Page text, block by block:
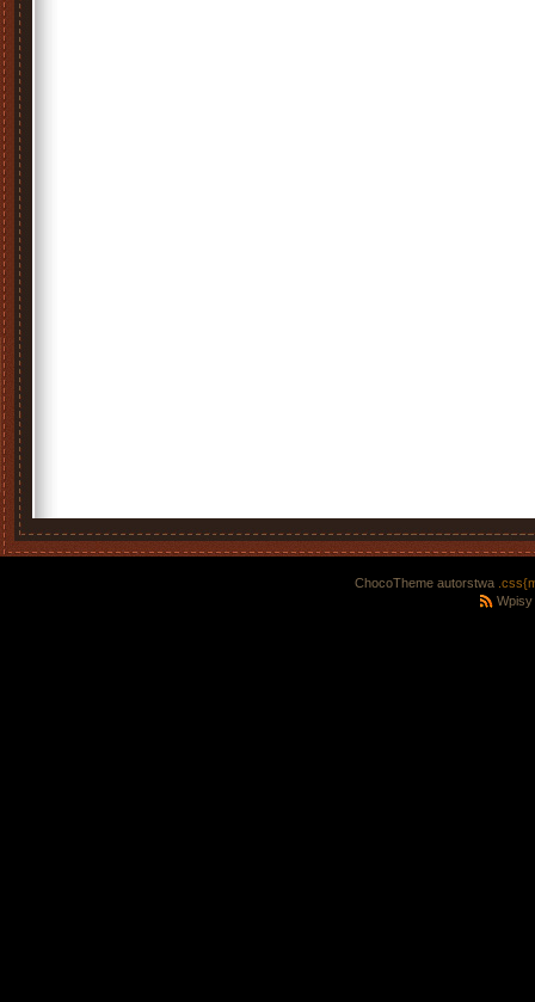
ChocoTheme autorstwa
Wpisy